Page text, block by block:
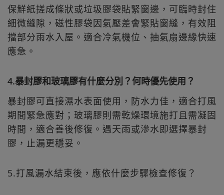
保鮮紙搓成條狀或垃圾膠袋貼緊窗邊，可臨時封住
細微縫隙，磁性膠袋因氣壓差會緊貼窗縫，有效阻
擋部分雨水入屋。適合冷氣機位、抽氣扇邊緣快速
應急。
4.暴封膠和玻璃膠有什麼分別？何時優先使用？
暴封膠可直接濕水表面使用，防水力佳，適合打風
期間緊急應對；玻璃膠則需乾燥環境施打且需凝固
時間，適合善後修復。遇天雨或滲水即選擇暴封
膠，止漏更穩妥。
5.打風漏水結束後，應依什麼步驟檢查修復？